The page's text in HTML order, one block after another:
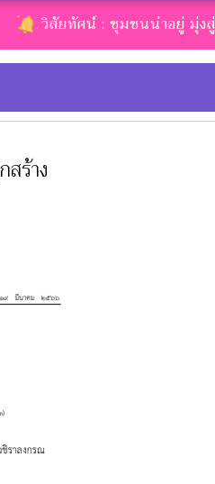
ทัศน์ : ชุมชนน่าอยู่ มุ่งสู่การพัฒน
ร้าง